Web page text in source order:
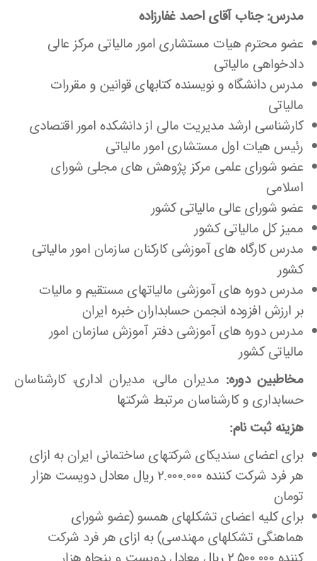
مدرس: جناب آقای احمد غفارزاده
عضو محترم هیات مستشاری امور مالیاتی مرکز عالی
دادخواهی مالیاتی
مدرس دانشگاه و نویسنده کتابهای قوانین و مقررات
مالیاتی
کارشناسی ارشد مدیریت مالی از دانشکده امور اقتصادی
رئیس هیات اول مستشاری امور مالیاتی
عضو شورای علمی مرکز پژوهش های مجلی شورای
اسلامی
عضو شورای عالی مالیاتی کشور
ممیز کل مالیاتی کشور
مدرس کارگاه های آموزشی کارکنان سازمان امور مالیاتی
کشور
مدرس دوره های آموزشی مالیاتهای مستقیم و مالیات
بر ارزش افزوده انجمن حسابداران خبره ایران
مدرس دوره های آموزشی دفتر آموزش سازمان امور
مالیاتی کشور
مخاطبین دوره: مدیران مالی، مدیران اداری، کارشناسان
حسابداری و کارشناسان مرتبط شرکتها
هزینه ثبت نام:
برای اعضای سندیکای شرکتهای ساختمانی ایران به ازای
هر فرد شرکت کننده ۲.۰۰۰.۰۰۰ ریال معادل دویست هزار
تومان
برای کلیه اعضای تشکلهای همسو (عضو شورای
هماهنگی تشکلهای مهندسی) به ازای هر فرد شرکت